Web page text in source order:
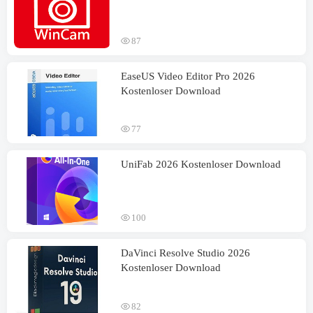
87
EaseUS Video Editor Pro 2026
Kostenloser Download
77
UniFab 2026 Kostenloser Download
100
DaVinci Resolve Studio 2026
Kostenloser Download
82